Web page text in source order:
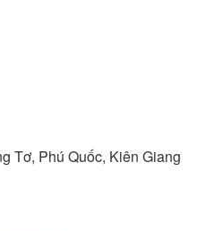
Tơ, Phú Quốc, Kiên Giang